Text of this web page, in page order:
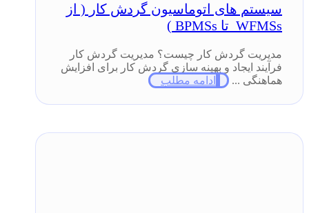
سیستم های اتوماسیون گردش کار ( از
WFMSs تا BPMSs )
مدیریت گردش کار چیست؟ مدیریت گردش کار
فرآیند ایجاد و بهینه سازی گردش کار برای افزایش
هماهنگی ...
ادامه مطلب